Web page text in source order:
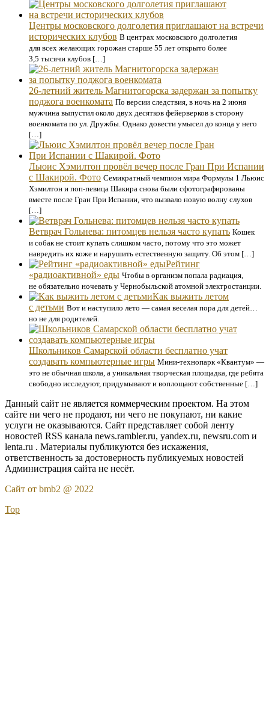
Центры московского долголетия приглашают на встречи
исторических клубов В центрах московского долголетия
для всех желающих горожан старше 55 лет открыто более
3,5 тысячи клубов […]
26-летний житель Магнитогорска задержан за попытку
поджога военкомата По версии следствия, в ночь на 2 июня
мужчина выпустил около двух десятков фейерверков в сторону
военкомата по ул. Дружбы. Однако довести умысел до конца у него
[…]
Льюис Хэмилтон провёл вечер после Гран При Испании
с Шакирой. Фото Семикратный чемпион мира Формулы 1 Льюис
Хэмилтон и поп-певица Шакира снова были сфотографированы
вместе после Гран При Испании, что вызвало новую волну слухов
[…]
Ветврач Гольнева: питомцев нельзя часто купать Кошек
и собак не стоит купать слишком часто, потому что это может
навредить их коже и нарушить естественную защиту. Об этом […]
Рейтинг
«радиоактивной» еды Чтобы в организм попала радиация,
не обязательно ночевать у Чернобыльской атомной электростанции.
Как выжить летом
с детьми Вот и наступило лето — самая веселая пора для детей…
но не для родителей.
Школьников Самарской области бесплатно учат
создавать компьютерные игры Мини-технопарк «Квантум» —
это не обычная школа, а уникальная творческая площадка, где ребята
свободно исследуют, придумывают и воплощают собственные […]
Данный сайт не является коммерческим проектом. На этом
сайте ни чего не продают, ни чего не покупают, ни какие
услуги не оказываются. Сайт представляет собой ленту
новостей RSS канала news.rambler.ru, yandex.ru, newsru.com и
lenta.ru . Материалы публикуются без искажения,
ответственность за достоверность публикуемых новостей
Администрация сайта не несёт.
Сайт от bmb2 @ 2022
Top